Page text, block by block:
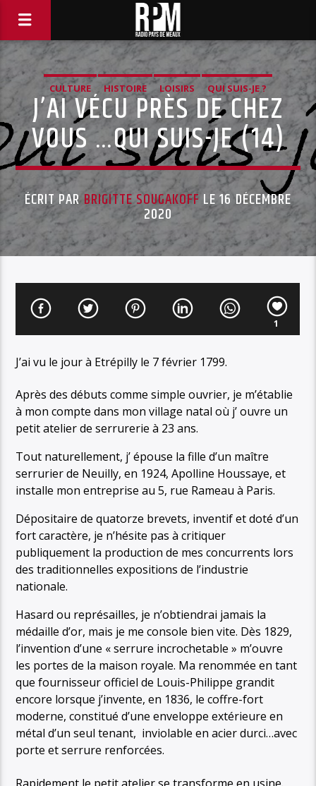
CULTURE HISTOIRE LOISIRS QUI SUIS-JE ?
J’AI VÉCU PRÈS DE CHEZ
VOUS …QUI SUIS-JE (14)
ÉCRIT PARBRIGITTE SOUGAKOFF LE 16 DÉCEMBRE
2020
1
J’ai vu le jour à Etrépilly le 7 février 1799.
Après des débuts comme simple ouvrier, je m’établie
à mon compte dans mon village natal où j’ ouvre un
petit atelier de serrurerie à 23 ans.
Tout naturellement, j’ épouse la fille d’un maître
serrurier de Neuilly, en 1924, Apolline Houssaye, et
installe mon entreprise au 5, rue Rameau à Paris.
Dépositaire de quatorze brevets, inventif et doté d’un
fort caractère, je n’hésite pas à critiquer
publiquement la production de mes concurrents lors
des traditionnelles expositions de l’industrie
nationale.
Hasard ou représailles, je n’obtiendrai jamais la
médaille d’or, mais je me console bien vite. Dès 1829,
l’invention d’une « serrure incrochetable » m’ouvre
les portes de la maison royale. Ma renommée en tant
que fournisseur officiel de Louis-Philippe grandit
encore lorsque j’invente, en 1836, le coffre-fort
moderne, constitué d’une enveloppe extérieure en
métal d’un seul tenant, inviolable en acier durci…avec
porte et serrure renforcées.